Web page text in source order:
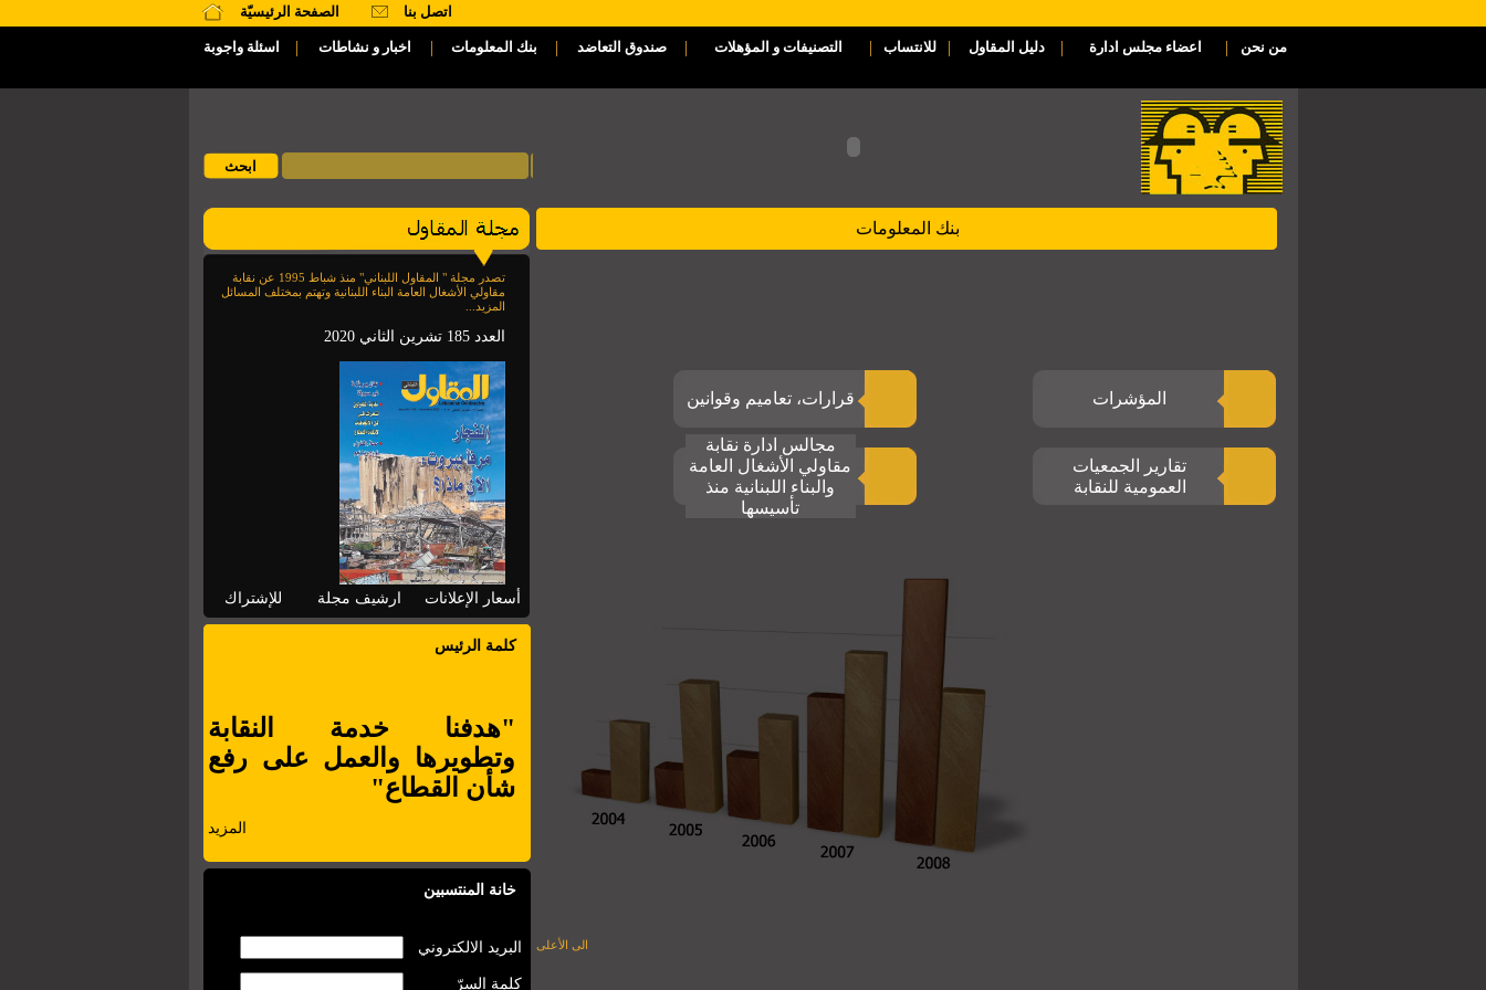
الصفحة الرئيسيّة اتصل بنا
اسئلة واجوبة | اخبار و نشاطات | بنك المعلومات | صندوق التعاضد | التصنيفات و المؤهلات | للانتساب | دليل المقاول | اعضاء مجلس ادارة | من نحن
تصدر مجلة " المقاول اللبناني" منذ شباط 1995 عن نقابة
مقاولي الأشغال العامة البناء اللبنانية وتهتم بمختلف المسائل
المزيد...
العدد 185 تشرين الثاني 2020
للإشتراك ارشيف مجلة أسعار الإعلانات
كلمة الرئيس
"هدفنا خدمة النقابة
وتطويرها والعمل على رفع
شأن القطاع"
المزيد
خانة المنتسبين
البريد الالكتروني
كلمة السرّ
بنك المعلومات
قرارات، تعاميم وقوانين المؤشرات
مجالس ادارة نقابة
مقاولي الأشغال العامة
والبناء اللبنانية منذ
تأسيسها
تقارير الجمعيات
العمومية للنقابة
الى الأعلى